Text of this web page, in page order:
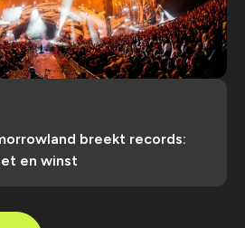
breekt records:
en winst